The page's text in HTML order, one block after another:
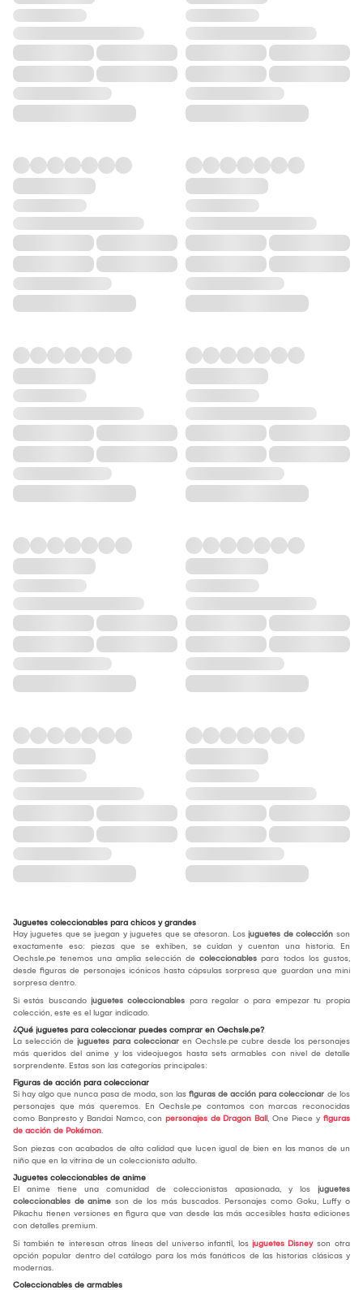
Juguetes coleccionables para chicos y grandes
Hay juguetes que se juegan y juguetes que se atesoran. Los juguetes de colección son
exactamente eso: piezas que se exhiben, se cuidan y cuentan una historia. En
Oechsle.pe tenemos una amplia selección de coleccionables para todos los gustos,
desde figuras de personajes icónicos hasta cápsulas sorpresa que guardan una mini
sorpresa dentro.
Si estás buscando juguetes coleccionables para regalar o para empezar tu propia
colección, este es el lugar indicado.
¿Qué juguetes para coleccionar puedes comprar en Oechsle.pe?
La selección de juguetes para coleccionar en Oechsle.pe cubre desde los personajes
más queridos del anime y los videojuegos hasta sets armables con nivel de detalle
sorprendente. Estas son las categorías principales:
Figuras de acción para coleccionar
Si hay algo que nunca pasa de moda, son las figuras de acción para coleccionar de los
personajes que más queremos. En Oechsle.pe contamos con marcas reconocidas
como Banpresto y Bandai Namco, con personajes de Dragon Ball, One Piece y figuras
de acción de Pokémon.
Son piezas con acabados de alta calidad que lucen igual de bien en las manos de un
niño que en la vitrina de un coleccionista adulto.
Juguetes coleccionables de anime
El anime tiene una comunidad de coleccionistas apasionada, y los juguetes
coleccionables de anime son de los más buscados. Personajes como Goku, Luffy o
Pikachu tienen versiones en figura que van desde las más accesibles hasta ediciones
con detalles premium.
Si también te interesan otras líneas del universo infantil, los juguetes Disneyson otra
opción popular dentro del catálogo para los más fanáticos de las historias clásicas y
modernas.
Coleccionables de armables